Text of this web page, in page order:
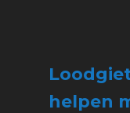
helpen